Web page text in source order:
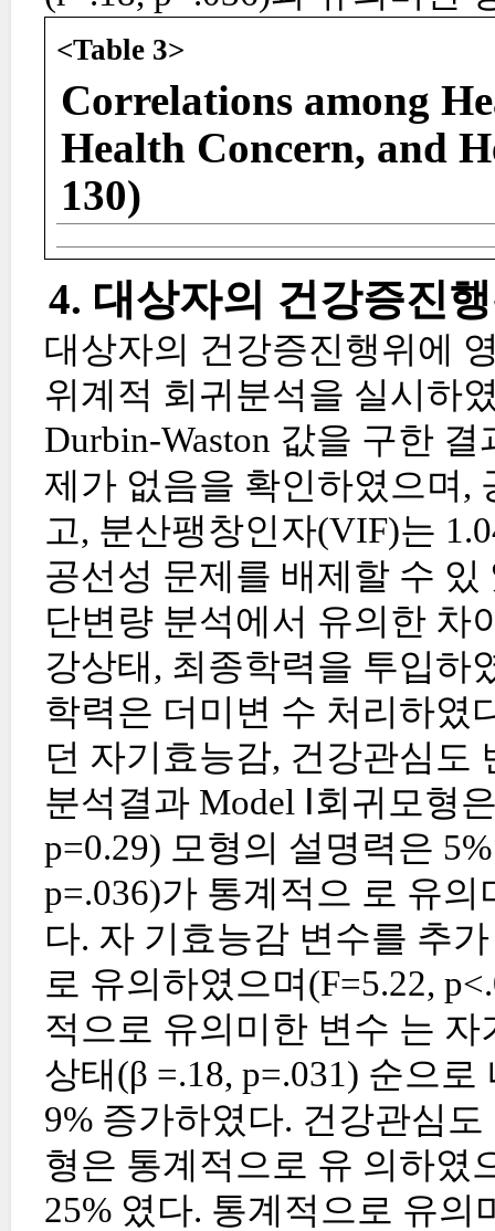
<Table 3>
Correlations among
Health Concern, and
130)
4. 대상자의 건강증진
대상자의 건강증진행위에
위계적 회귀분석을 실시하
Durbin-Waston 값을 구한
제가 없음을 확인하였으며,
고, 분산팽창인자(VIF)는
공선성 문제를 배제할 수 있
단변량 분석에서 유의한 차
강상태, 최종학력을 투입하
학력은 더미변 수 처리하였
던 자기효능감, 건강관심도
분석결과 Model Ⅰ회귀모형
p=0.29) 모형의 설명력은
p=.036)가 통계적으 로 유
다. 자 기효능감 변수를 추
로 유의하였으며(F=5.22,
적으로 유의미한 변수 는 자
상태(β =.18, p=.031) 순으
9% 증가하였다. 건강관심
형은 통계적으로 유 의하였
25% 였다. 통계적으로 유의